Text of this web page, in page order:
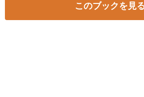
このブックを見